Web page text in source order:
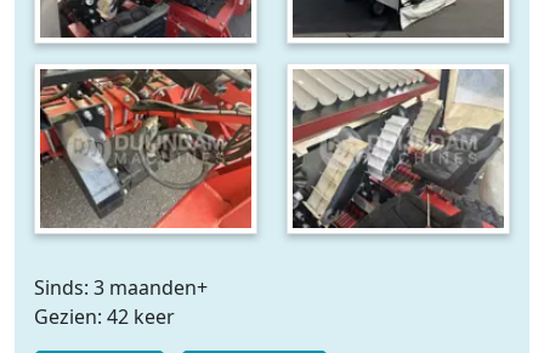
Sinds: 3 maanden+
Gezien: 42 keer